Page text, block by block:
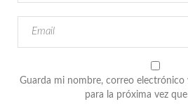
Guarda mi nombre, correo electrónico
para la próxima vez